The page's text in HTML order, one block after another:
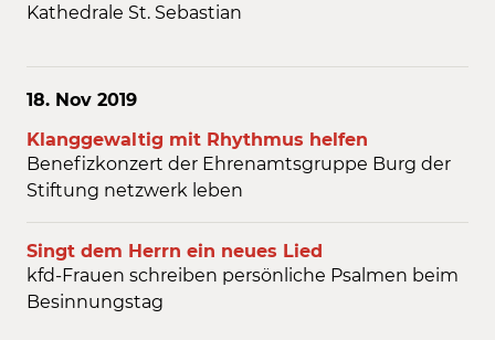
Kathedrale St. Sebastian
18. Nov 2019
Klanggewaltig mit Rhythmus helfen
Benefizkonzert der Ehrenamtsgruppe Burg der
Stiftung netzwerk leben
Singt dem Herrn ein neues Lied
kfd-Frauen schreiben persönliche Psalmen beim
Besinnungstag